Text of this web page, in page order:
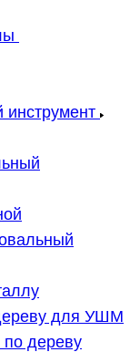
для УШМ
по дереву